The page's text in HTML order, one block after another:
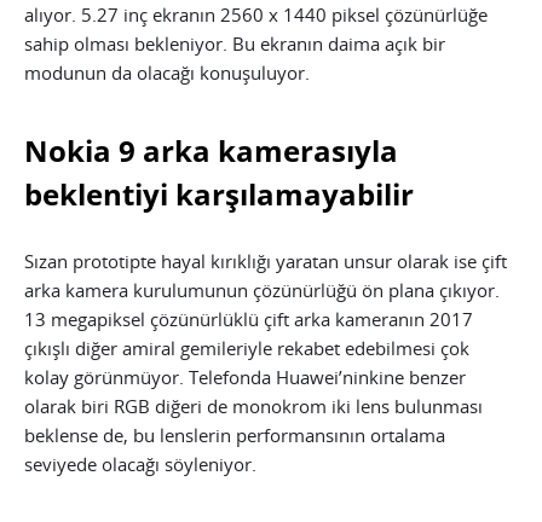
alıyor. 5.27 inç ekranın 2560 x 1440 piksel çözünürlüğe
sahip olması bekleniyor. Bu ekranın daima açık bir
modunun da olacağı konuşuluyor.
Nokia 9 arka kamerasıyla
beklentiyi karşılamayabilir
Sızan prototipte hayal kırıklığı yaratan unsur olarak ise çift
arka kamera kurulumunun çözünürlüğü ön plana çıkıyor.
13 megapiksel çözünürlüklü çift arka kameranın 2017
çıkışlı diğer amiral gemileriyle rekabet edebilmesi çok
kolay görünmüyor. Telefonda Huawei’ninkine benzer
olarak biri RGB diğeri de monokrom iki lens bulunması
beklense de, bu lenslerin performansının ortalama
seviyede olacağı söyleniyor.